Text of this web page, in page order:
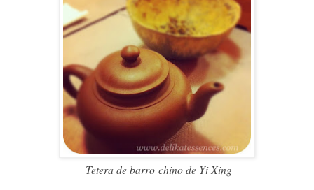
Tetera de barro chino de Yi Xing